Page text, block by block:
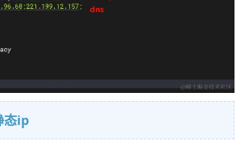
态ip